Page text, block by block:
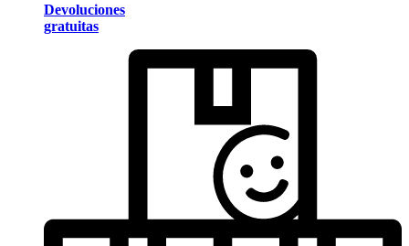
Devoluciones
gratuitas